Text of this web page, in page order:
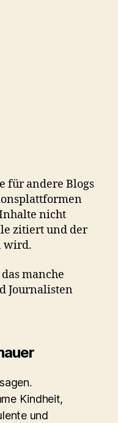
für andere Blogs
nicht
zitiert und der
wird.
manche
Journalisten
Kindheit,
und